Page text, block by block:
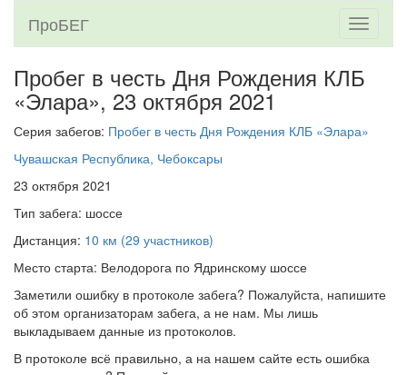
Toggle
ПроБЕГ
Пробег в честь Дня Рождения КЛБ
«Элара», 23 октября 2021
Серия забегов: Пробег в честь Дня Рождения КЛБ «Элара»
Чувашская Республика, Чебоксары
23 октября 2021
Тип забега: шоссе
Дистанция: 10 км (29 участников)
Место старта: Велодорога по Ядринскому шоссе
Заметили ошибку в протоколе забега? Пожалуйста, напишите
об этом организаторам забега, а не нам. Мы лишь
выкладываем данные из протоколов.
В протоколе всё правильно, а на нашем сайте есть ошибка